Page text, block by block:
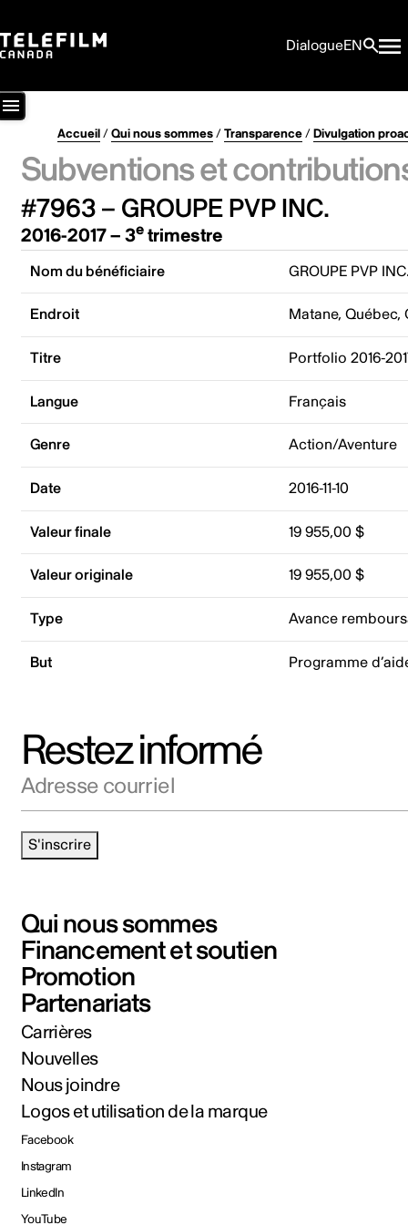
DialogueEN
Accueil/Qui nous sommes/Transparence/Divulgation
Subventions et
#7963 – GROUPE PVP INC.
2016-2017 – 3etrimestre
Nom du bénéficiaire GROUPE PVP
Endroit Matane, Québec,
Titre Portfolio 2016-
Langue Français
Genre Action/Aventure
Date 2016-11-10
Valeur finale 19 955,00 $
Valeur originale 19 955,00 $
Type Avance
But Programme
Restez informé
S'inscrire
Qui nous sommes
Financement et soutien
Promotion
Partenariats
Carrières
Nouvelles
Nous joindre
Logos et utilisation de la marque
Facebook
Instagram
LinkedIn
YouTube